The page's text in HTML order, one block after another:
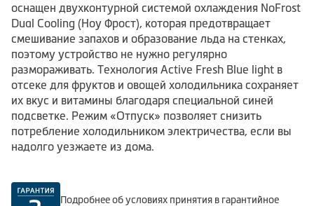
оснащен двухконтурной системой охлаждения NoFrost
Dual Cooling (Ноу Фрост), которая предотвращает
смешивание запахов и образование льда на стенках,
поэтому устройство не нужно регулярно
размораживать. Технология Active Fresh Blue light в
отсеке для фруктов и овощей холодильника сохраняет
их вкус и витамины благодаря специальной синей
подсветке. Режим «Отпуск» позволяет снизить
потребление холодильником электричества, если вы
надолго уезжаете из дома.
Подробнее об условиях принятия в гарантийное